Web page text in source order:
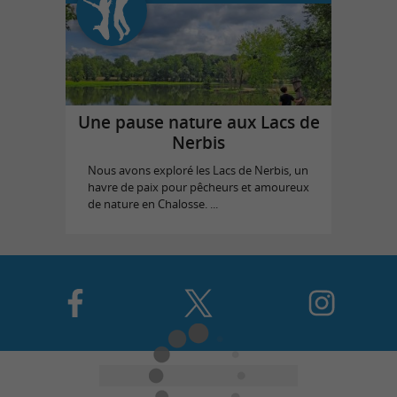
Une pause nature aux Lacs de
Nerbis
Nous avons exploré les Lacs de Nerbis, un
havre de paix pour pêcheurs et amoureux
de nature en Chalosse. ...